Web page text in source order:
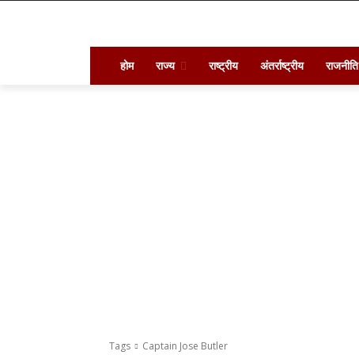
होम राज्य राष्ट्रीय अंतर्राष्ट्रीय राजनीति
Tags Captain Jose Butler